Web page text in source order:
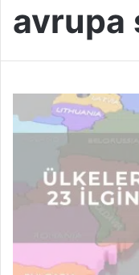
avrupa